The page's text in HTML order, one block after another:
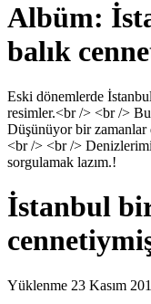
Albüm:
balık
Eski dönemlerde
resimler.<br /> <br />
Düşünüyor bir zamanlar
<br /> <br />
sorgulamak lazım.!
İstanbul
Yüklenme 23 Kasım